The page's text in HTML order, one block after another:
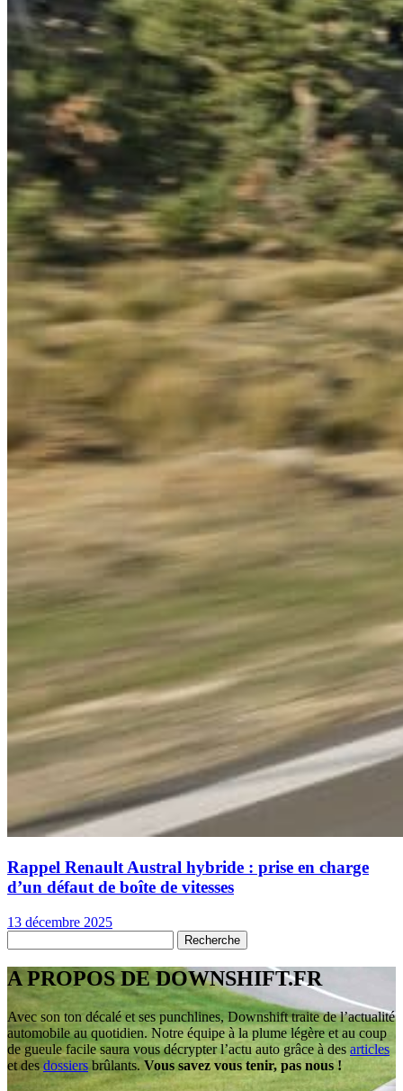
Rappel Renault Austral hybride : prise en charge
d’un défaut de boîte de vitesses
13 décembre 2025
A PROPOS DE DOWNSHIFT.FR
Avec son ton décalé et ses punchlines, Downshift traite de l’actualité
automobile au quotidien. Notre équipe à la plume légère et au coup
de gueule facile saura vous décrypter l’actu auto grâce à des articles
et des dossiers brûlants. Vous savez vous tenir, pas nous !